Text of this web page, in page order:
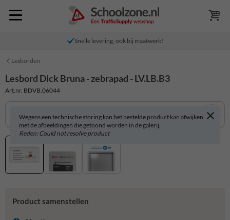
Snelle levering, ook bij maatwerk!
Lesborden
Lesbord Dick Bruna - zebrapad - LV.LB.B3
Art.nr. BDVB.06044
Wegens een technische storing kan het bestelde product kan afwijken
met de afbeeldingen die getoond worden in de galerij.
Reden: Could not resolve product
Product samenstellen